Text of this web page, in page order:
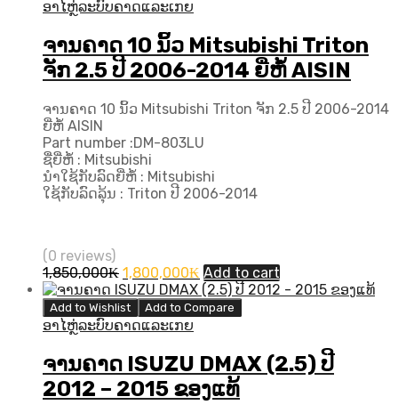
ອາໄຫຼ່ລະບົບຄາດແລະເກຍ
ຈານຄາດ 10 ນິ້ວ Mitsubishi Triton
ຈັກ 2.5 ປີ 2006-2014 ຍີ່ຫໍ້ AISIN
ຈານຄາດ 10 ນິ້ວ Mitsubishi Triton ຈັກ 2.5 ປີ 2006-2014
ຍີ່ຫໍ້ AISIN
Part number :DM-803LU
ຊື່ຍີ່ຫໍ້ : Mitsubishi
ນຳໃຊ້ກັບລົດຍີ່ຫໍ້ : Mitsubishi
ໃຊ້ກັບລົດລຸ້ນ : Triton ປີ 2006-2014
(0 reviews)
1,850,000₭ Original
price
was:
1,850,000₭.
1,800,000₭ Current
price
is:
1,800,000₭.
Add to cart
Add to Wishlist Add to Compare
ອາໄຫຼ່ລະບົບຄາດແລະເກຍ
ຈານຄາດ ISUZU DMAX (2.5) ປີ
2012 – 2015 ຂອງແທ້